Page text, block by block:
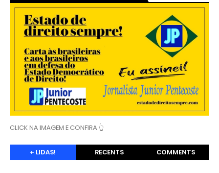
CLICK NA IMAGEM E CONFIRA 👆
+ LIDAS! RECENTS COMMENTS